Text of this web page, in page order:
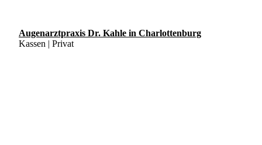
Augenarztpraxis Dr. Kahle in Charlottenburg
Kassen | Privat